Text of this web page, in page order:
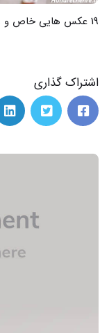
19 عکس هایی خاص و زیبا برای پروفایل که جلب توجه می کنند
اشتراک گذاری